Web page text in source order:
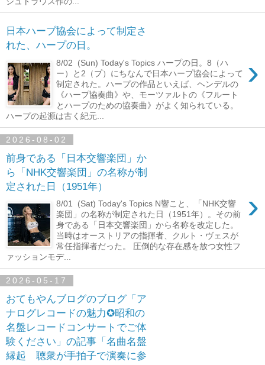
日本ハープ協会によって制定さ
れた、ハープの日。
›
8/02 (Sun) Today's Topics ハープの日。8（ハ
ー）と2（プ）にちなんで日本ハープ協会によって
制定された。ハープの作品といえば、ヘンデルの
《ハープ協奏曲》や、モーツァルトの《フルート
とハープのための協奏曲》がよく知られている。
ハープの起源は古く紀元...
2026-08-02
前身である「日本交響楽団」か
ら「NHK交響楽団」の名称が制
定された日（1951年）
›
8/01 (Sat) Today's Topics N響こと、「NHK交響
楽団」の名称が制定された日（1951年）。その前
身である「日本交響楽団」から名称を改定した。
当時はオーストリアの指揮者、クルト・ヴェスが
常任指揮者だった。 圧倒的な存在感を放つ女性フ
ァッションモデ...
2026-05-17
おてもやんブログのブログ「ア
ナログレコードの魅力✪昭和の
名盤レコードコンサートでご体
験ください」の記事「名曲名盤
縁起 聴衆が手拍子で演奏に参